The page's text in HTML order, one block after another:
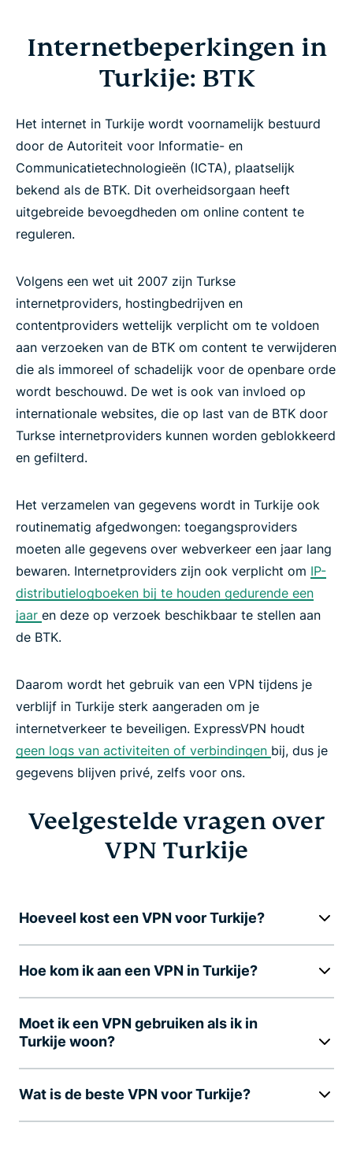
Internetbeperkingen in
Turkije: BTK
Het internet in Turkije wordt voornamelijk bestuurd
door de Autoriteit voor Informatie- en
Communicatietechnologieën (ICTA), plaatselijk
bekend als de BTK. Dit overheidsorgaan heeft
uitgebreide bevoegdheden om online content te
reguleren.
Volgens een wet uit 2007 zijn Turkse
internetproviders, hostingbedrijven en
contentproviders wettelijk verplicht om te voldoen
aan verzoeken van de BTK om content te verwijderen
die als immoreel of schadelijk voor de openbare orde
wordt beschouwd. De wet is ook van invloed op
internationale websites, die op last van de BTK door
Turkse internetproviders kunnen worden geblokkeerd
en gefilterd.
Het verzamelen van gegevens wordt in Turkije ook
routinematig afgedwongen: toegangsproviders
moeten alle gegevens over webverkeer een jaar lang
bewaren. Internetproviders zijn ook verplicht om IP-
distributielogboeken bij te houden gedurende een
jaar en deze op verzoek beschikbaar te stellen aan
de BTK.
Daarom wordt het gebruik van een VPN tijdens je
verblijf in Turkije sterk aangeraden om je
internetverkeer te beveiligen. ExpressVPN houdt
geen logs van activiteiten of verbindingen bij, dus je
gegevens blijven privé, zelfs voor ons.
Veelgestelde vragen over
VPN Turkije
Hoeveel kost een VPN voor Turkije?
Hoe kom ik aan een VPN in Turkije?
Moet ik een VPN gebruiken als ik in
Turkije woon?
Wat is de beste VPN voor Turkije?